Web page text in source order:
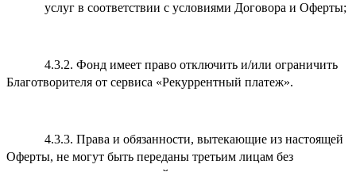
услуг в соответствии с условиями Договора и Оферты;
4.3.2. Фонд имеет право отключить и/или ограничить
Благотворителя от сервиса «Рекуррентный платеж».
4.3.3. Права и обязанности, вытекающие из настоящей
Оферты, не могут быть переданы третьим лицам без